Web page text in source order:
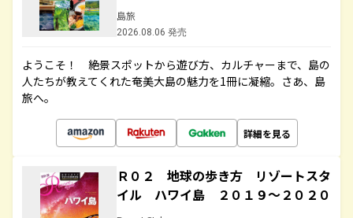
島旅
2026.08.06 発売
ようこそ！ 絶景スポットから遊び方、カルチャーまで、島の
人たちが教えてくれた奄美大島の魅力を1冊に凝縮。さあ、島
旅へ。
詳細を見る
Ｒ０２ 地球の歩き方 リゾートスタ
イル ハワイ島 ２０１９～２０２０